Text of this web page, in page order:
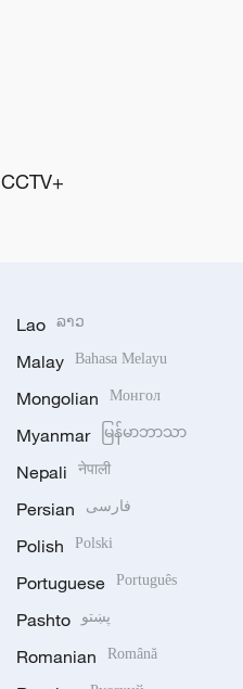
CCTV+
Lao ລາວ
Malay Bahasa Melayu
Mongolian Монгол
Myanmar မြန်မာဘာသာ
Nepali नेपाली
Persian فارسی
Polish Polski
Portuguese Português
Pashto پښتو
Romanian Română